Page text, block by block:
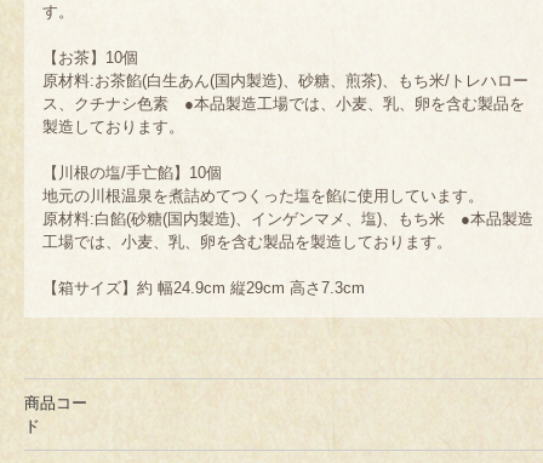
す。
【お茶】10個
原材料:お茶餡(白生あん(国内製造)、砂糖、煎茶)、もち米/トレハロー
ス、クチナシ色素 ●本品製造工場では、小麦、乳、卵を含む製品を
製造しております。
【川根の塩/手亡餡】10個
地元の川根温泉を煮詰めてつくった塩を餡に使用しています。
原材料:白餡(砂糖(国内製造)、インゲンマメ、塩)、もち米 ●本品製造
工場では、小麦、乳、卵を含む製品を製造しております。
【箱サイズ】約 幅24.9cm 縦29cm 高さ7.3cm
商品コー
ド